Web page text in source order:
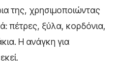
της, χρησιμοποιώντας
πέτρες, ξύλα, κορδόνια,
Η ανάγκη για